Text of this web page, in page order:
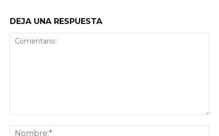
DEJA UNA RESPUESTA